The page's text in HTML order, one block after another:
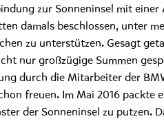
zur Sonneninsel mit
damals beschlossen, unter
zu unterstützen. Gesagt
nur großzügige Summen
durch die Mitarbeiter der
freuen. Im Mai 2016 packte
der Sonneninsel zu putzen.